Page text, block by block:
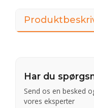
Har du
Send os en besked
vores eksperter